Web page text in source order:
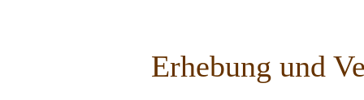
Erhebung und